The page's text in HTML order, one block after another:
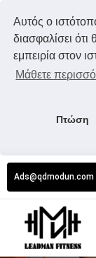
Αυτός ο
διασφαλίσει ότι
εμπειρία στον
Μάθετε
Πτώση
Ads@qdmodun.com